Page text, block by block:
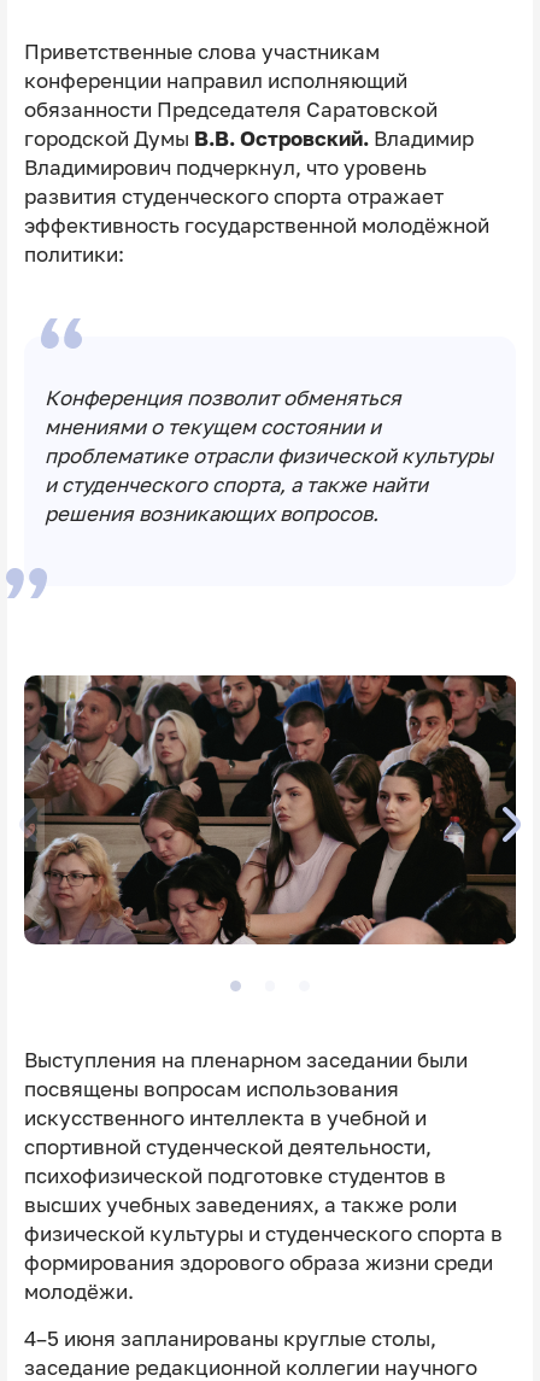
Приветственные слова участникам
конференции направил исполняющий
обязанности Председателя Саратовской
городской Думы В.В. Островский.Владимир
Владимирович подчеркнул, что уровень
развития студенческого спорта отражает
эффективность государственной молодёжной
политики:
Конференция позволит обменяться
мнениями о текущем состоянии и
проблематике отрасли физической культуры
и студенческого спорта, а также найти
решения возникающих вопросов.
Выступления на пленарном заседании были
посвящены вопросам использования
искусственного интеллекта в учебной и
спортивной студенческой деятельности,
психофизической подготовке студентов в
высших учебных заведениях, а также роли
физической культуры и студенческого спорта в
формирования здорового образа жизни среди
молодёжи.
4–5 июня запланированы круглые столы,
заседание редакционной коллегии научного